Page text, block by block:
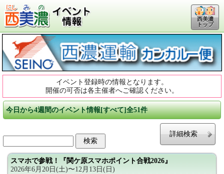
西美濃
トップ
イベント登録時の情報となります。
開催の可否は各主催者へご確認ください。
今日から4週間のイベント情報[すべて]全51件
詳細検索
スマホで参戦！『関ケ原スマホポイント合戦2026』
2026年6月20日(土)〜12月13日(日)